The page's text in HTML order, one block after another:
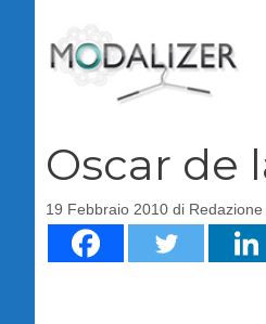
contenuto
Oscar de
19 Febbraio 2010 di Redazione